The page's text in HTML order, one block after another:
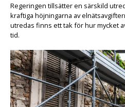
Regeringen tillsätter en särskild
kraftiga höjningarna av
utredas finns ett tak för hur mycket
tid.